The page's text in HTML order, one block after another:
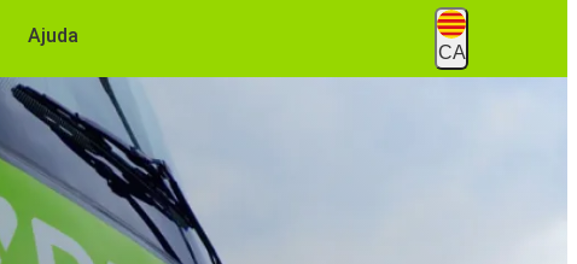
Ajuda
CA